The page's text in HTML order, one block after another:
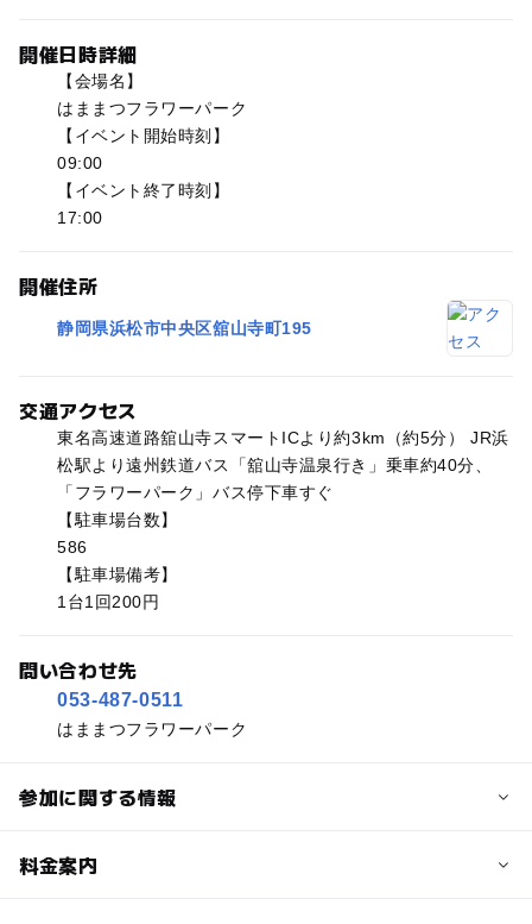
開催日時詳細
【会場名】
はままつフラワーパーク
【イベント開始時刻】
09:00
【イベント終了時刻】
17:00
開催住所
静岡県浜松市中央区舘山寺町195
交通アクセス
東名高速道路舘山寺スマートICより約3km（約5分） JR浜
松駅より遠州鉄道バス「舘山寺温泉行き」乗車約40分、
「フラワーパーク」バス停下車すぐ
【駐車場台数】
586
【駐車場備考】
1台1回200円
問い合わせ先
053-487-0511
はままつフラワーパーク
参加に関する情報
予約/応募
料金案内